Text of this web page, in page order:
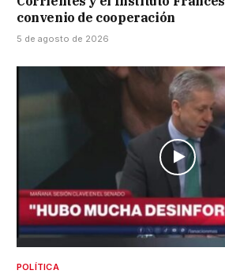
convenio de cooperación
5 de agosto de 2026
POLÍTICA